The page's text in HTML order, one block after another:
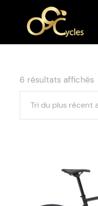
6 résultats affichés